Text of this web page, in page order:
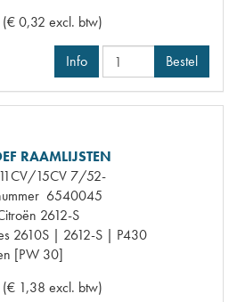
(€ 0,32 excl. btw)
Info Bestel
RAAMLIJSTEN
11CV/15CV 7/52-
6540045
2612-S
2610S | 2612-S | P430
[PW 30]
(€ 1,38 excl. btw)